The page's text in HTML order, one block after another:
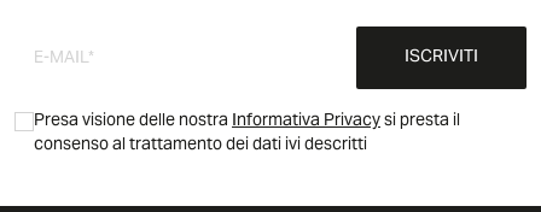
ISCRIVITI
Presa visione delle nostraInformativa Privacysi presta il
consenso al trattamento dei dati ivi descritti